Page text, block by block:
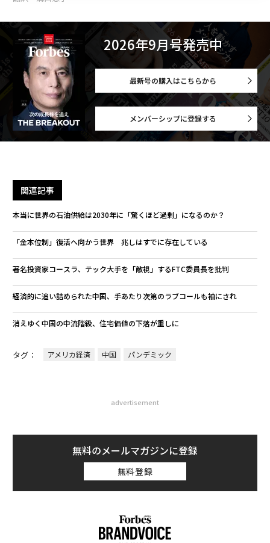
翻訳＝溝口慈子
メンバーシップに登録する